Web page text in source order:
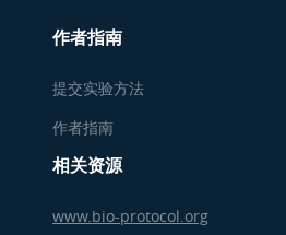
作者指南
提交实验方法
作者指南
相关资源
www.bio-protocol.org